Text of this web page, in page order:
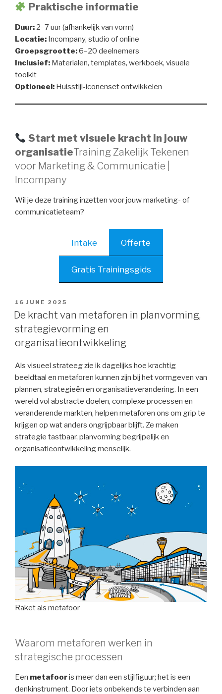
Praktische informatie
Duur: 2–7 uur (afhankelijk van vorm)
Locatie: Incompany, studio of online
Groepsgrootte:6–20 deelnemers
Inclusief: Materialen, templates, werkboek, visuele
toolkit
Optioneel: Huisstijl-iconenset ontwikkelen
Start met visuele kracht in jouw
organisatieTraining Zakelijk Tekenen
voor Marketing & Communicatie |
Incompany
Wil je deze training inzetten voor jouw marketing- of
communicatieteam?
Intake Offerte
Gratis Trainingsgids
POSTED
ON
16 JUNE 2025
De kracht van metaforen in planvorming,
strategievorming en
organisatieontwikkeling
Als visueel strateeg zie ik dagelijks hoe krachtig
beeldtaal en metaforen kunnen zijn bij het vormgeven van
plannen, strategieën en organisatieverandering. In een
wereld vol abstracte doelen, complexe processen en
veranderende markten, helpen metaforen ons om grip te
krijgen op wat anders ongrijpbaar blijft. Ze maken
strategie tastbaar, planvorming begrijpelijk en
organisatieontwikkeling menselijk.
Raket als metafoor
Waarom metaforen werken in
strategische processen
Een metafooris meer dan een stijlfiguur; het is een
denkinstrument. Door iets onbekends te verbinden aan